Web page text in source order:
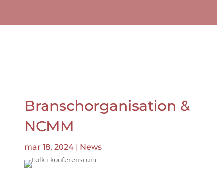
Branschorganisation &
NCMM
mar 18, 2024 | News